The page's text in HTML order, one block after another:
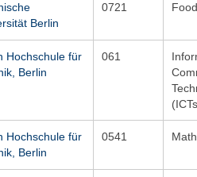
Berlin
0721
Hochschule für
Berlin
061
Hochschule für
Berlin
0541